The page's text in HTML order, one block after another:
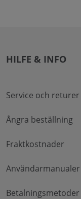
HILFE & INFO
Service och returer
Ångra beställning
Fraktkostnader
Användarmanualer
Betalningsmetoder